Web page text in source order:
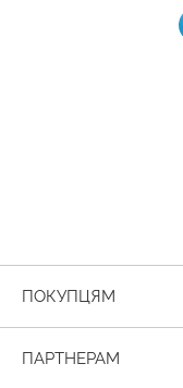
ПОКУПЦЯМ
ПАРТНЕРАМ